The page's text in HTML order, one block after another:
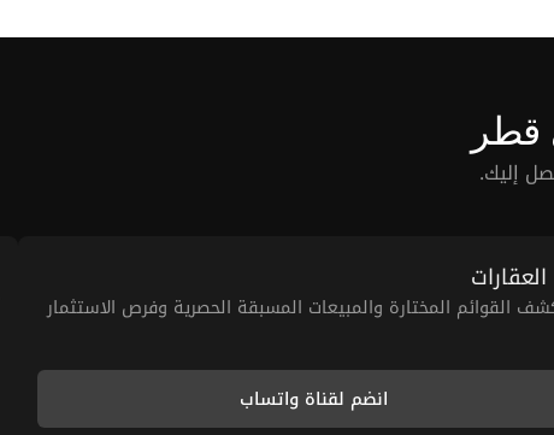
قطر
إليك.
القوائم المختارة والمبيعات المسبقة الحصرية وفرص الاستثمار
انضم لقناة واتساب